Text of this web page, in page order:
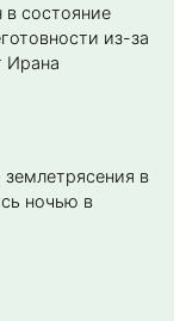
состояние
из-за
Ирана
в
ночью в